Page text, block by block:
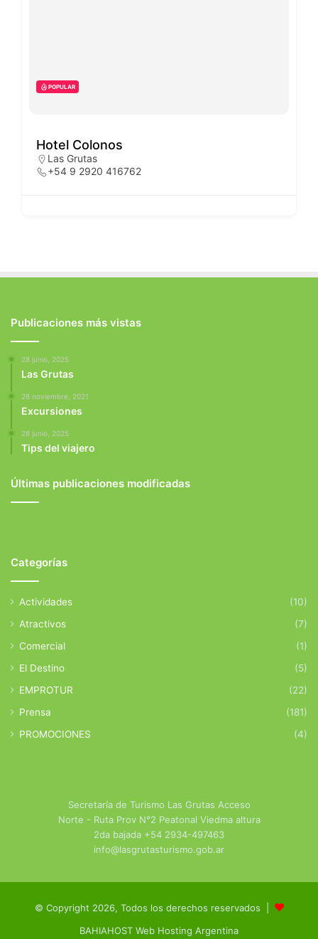
POPULAR
Hotel Colonos
Las Grutas
+54 9 2920 416762
Publicaciones más vistas
28 junio, 2025
Las Grutas
28 noviembre, 2021
Excursiones
28 junio, 2025
Tips del viajero
Últimas publicaciones modificadas
Categorías
Actividades
(10)
Atractivos
(7)
Comercial
(1)
El Destino
(5)
EMPROTUR
(22)
Prensa
(181)
PROMOCIONES
(4)
Secretaría de Turismo Las Grutas Acceso
Norte - Ruta Prov N°2 Peatonal Viedma altura
2da bajada +54 2934-497463
info@lasgrutasturismo.gob.ar
© Copyright 2026, Todos los derechos reservados |
BAHIAHOST Web Hosting Argentina